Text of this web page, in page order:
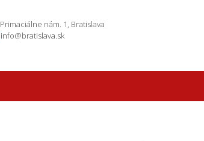
Primaciálne nám. 1, Bratislava
info@bratislava.sk